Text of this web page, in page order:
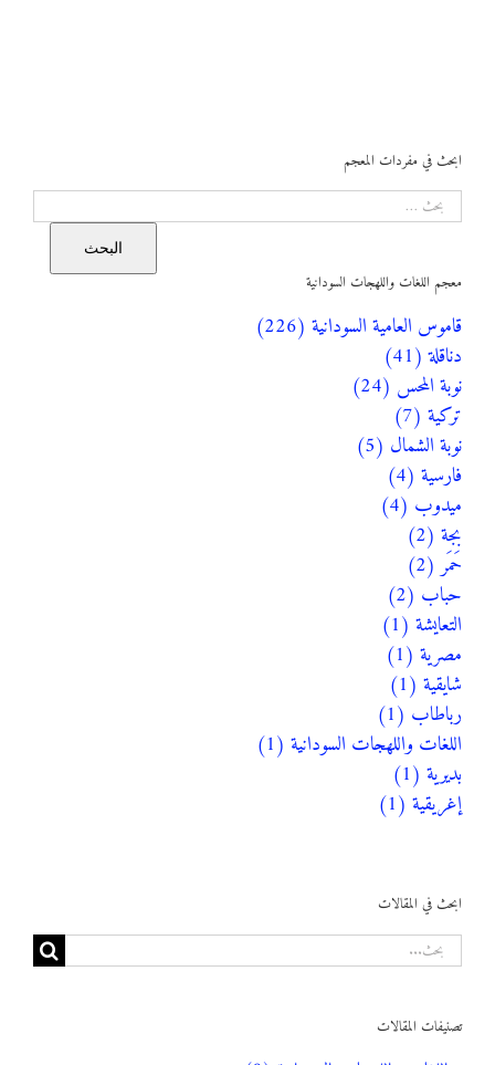
ابحث في المقالات
البحث
عن:
تصنيفات المقالات
ابحث في مفردات المعجم
البحث
البحث
معجم اللغات واللهجات السودانية
قاموس العامية السودانية (226)
دناقلة (41)
نوبة المحس (24)
تركية (7)
نوبة الشمال (5)
فارسية (4)
ميدوب (4)
بجة (2)
حَمَر (2)
حباب (2)
التعايشة (1)
مصرية (1)
شايقية (1)
رباطاب (1)
اللغات واللهجات السودانية (1)
بديرية (1)
إغريقية (1)